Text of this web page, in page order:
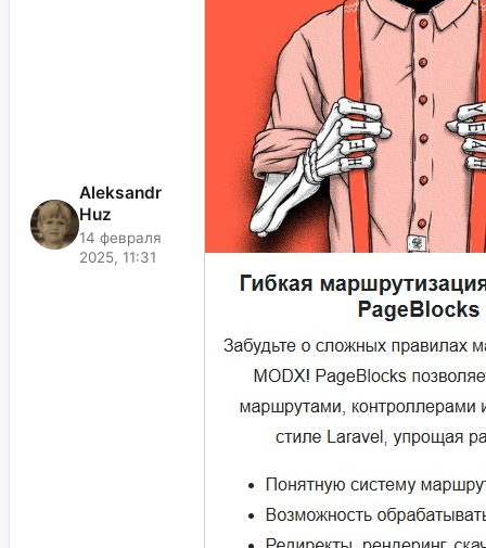
Aleksandr
Huz
14 февраля
2025, 11:31